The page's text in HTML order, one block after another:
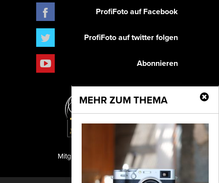
MEHR ZUM THEMA
ProfiFoto auf Facebook
ProfiFoto auf twitter folgen
Abonnieren
PF Publishing GmbH
Mitglied der TIPA